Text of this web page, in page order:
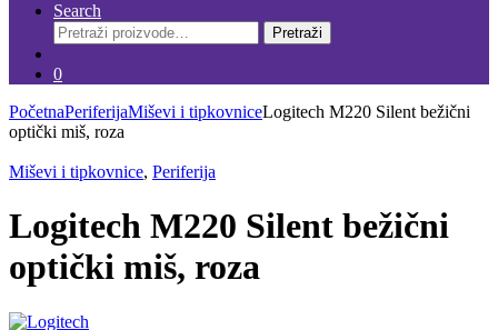
Search
Pretraži:
Pretraži
0
PočetnaPeriferijaMiševi i tipkovniceLogitech M220 Silent bežični
optički miš, roza
Miševi i tipkovnice, Periferija
Logitech M220 Silent bežični
optički miš, roza